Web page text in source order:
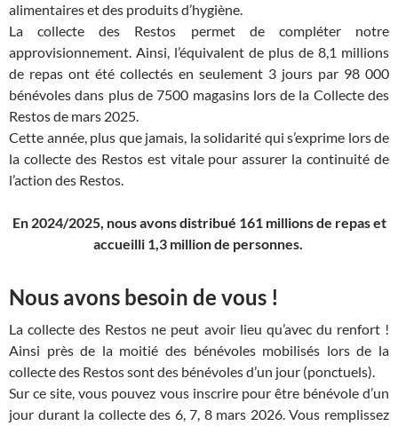
alimentaires et des produits d’hygiène.
La collecte des Restos permet de compléter notre
approvisionnement. Ainsi, l’équivalent de plus de 8,1 millions
de repas ont été collectés en seulement 3 jours par 98 000
bénévoles dans plus de 7500 magasins lors de la Collecte des
Restos de mars 2025.
Cette année, plus que jamais, la solidarité qui s’exprime lors de
la collecte des Restos est vitale pour assurer la continuité de
l’action des Restos.
En 2024/2025, nous avons distribué 161 millions de repaset
accueilli 1,3 million de personnes.
Nous avons besoin de vous !
La collecte des Restos ne peut avoir lieu qu’avec du renfort !
Ainsi près de la moitié des bénévoles mobilisés lors de la
collecte des Restos sont des bénévoles d’un jour (ponctuels).
Sur ce site, vous pouvez vous inscrire pour être bénévole d’un
jour durant la collecte des 6, 7, 8 mars 2026. Vous remplissez